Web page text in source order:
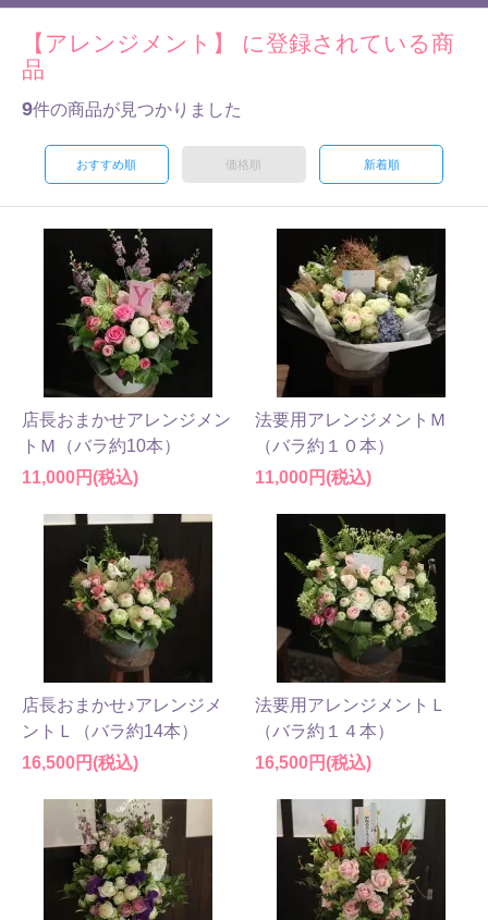
【アレンジメント】 に登録されている商
品
9件の商品が見つかりました
おすすめ順 価格順 新着順
店長おまかせアレンジメン
トＭ（バラ約10本）
11,000円(税込)
法要用アレンジメントＭ
（バラ約１０本）
11,000円(税込)
店長おまかせ♪アレンジメ
ントＬ（バラ約14本）
16,500円(税込)
法要用アレンジメントＬ
（バラ約１４本）
16,500円(税込)